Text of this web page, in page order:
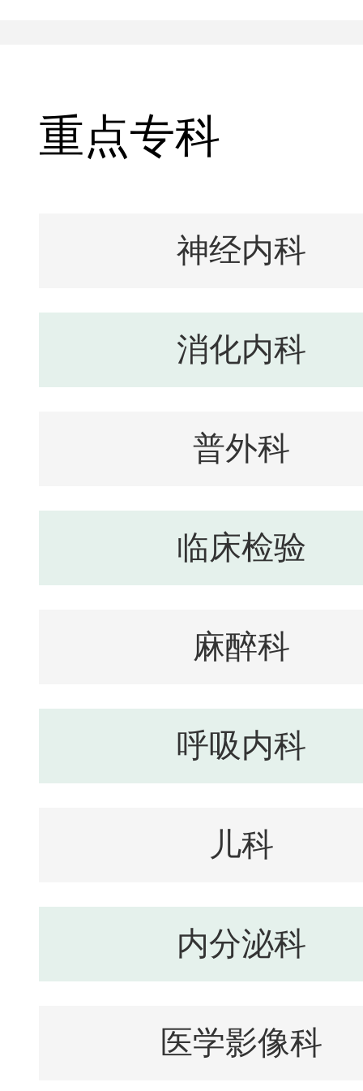
重点专科
神经内科
消化内科
普外科
临床检验
麻醉科
呼吸内科
儿科
内分泌科
医学影像科